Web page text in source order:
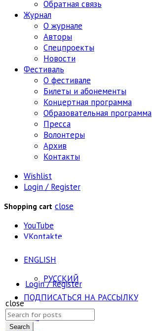
Обратная связь
Журнал
О журнале
Авторы
Спецпроекты
Новости
Фестиваль
О фестивале
Билеты и абонементы
Концертная программа
Образовательная программа
Пресса
Волонтеры
Архив
Контакты
Wishlist
Login / Register
Shopping cart close
YouTube
VKontakte
ENGLISH
РУССКИЙ
ПОДПИСАТЬСЯ НА РАССЫЛКУ
FAQ
Login / Register
close
Search
for:
Search